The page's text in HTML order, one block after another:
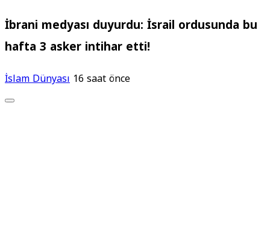
İbrani medyası duyurdu: İsrail ordusunda bu
hafta 3 asker intihar etti!
İslam Dünyası 16 saat önce